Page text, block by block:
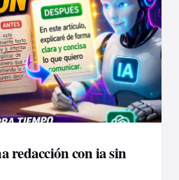
redacción con ia sin